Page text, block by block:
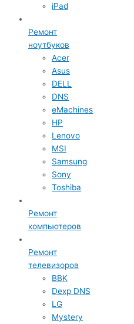
iPad
Ремонт
ноутбуков
Acer
Asus
DELL
DNS
eMachines
HP
Lenovo
MSI
Samsung
Sony
Toshiba
Ремонт
компьютеров
Ремонт
телевизоров
BBK
Dexp DNS
LG
Mystery